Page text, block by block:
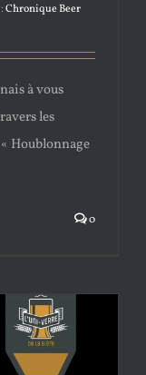
Chronique Beer
à vous
les
Houblonnage
0